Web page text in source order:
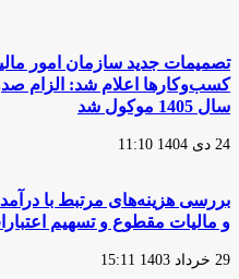
تصمیمات جدید سازمان امور
کسب‌وکارها اعلام شد: الزام
سال 1405 موکول شد
24 دی 1404 11:10
بررسی هزینه‌های مرتبط با
و مالیات مقطوع و تسهیم
29 خرداد 1403 15:11